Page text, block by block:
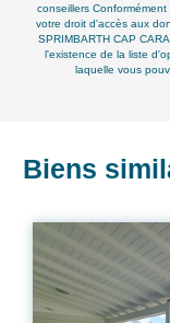
conseillers
votre droit d'accès aux
SPRIMBARTH CAP
l'existence de la liste
laquelle vous
Biens